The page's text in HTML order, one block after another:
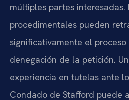
múltiples partes interesadas.
procedimentales pueden
significativamente el
denegación de la petición.
experiencia en tutelas ante
Condado de Stafford puede